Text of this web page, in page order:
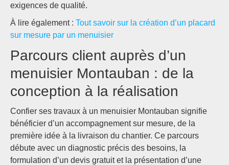
exigences de qualité.
À lire également : Tout savoir sur la création d’un placard
sur mesure par un menuisier
Parcours client auprès d’un
menuisier Montauban : de la
conception à la réalisation
Confier ses travaux à un menuisier Montauban signifie
bénéficier d’un accompagnement sur mesure, de la
première idée à la livraison du chantier. Ce parcours
débute avec un diagnostic précis des besoins, la
formulation d’un devis gratuit et la présentation d’une